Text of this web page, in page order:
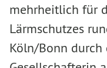
mehrheitlich für
Lärmschutzes
Köln/Bonn